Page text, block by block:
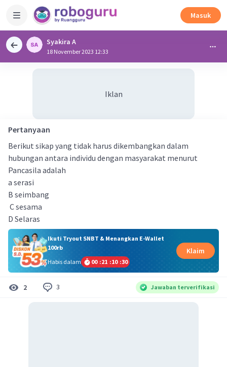
Masuk
Syakira A
18 November 2023 12:33
Iklan
Pertanyaan
Berikut sikap yang tidak harus dikembangkan dalam
hubungan antara individu dengan masyarakat menurut
Pancasila adalah
a serasi
B seimbang
C sesama
D Selaras
Ikuti Tryout SNBT & Menangkan E-Wallet
100rb
Habis dalam
00 :21 :10 :30
Klaim
2 3 Jawaban terverifikasi